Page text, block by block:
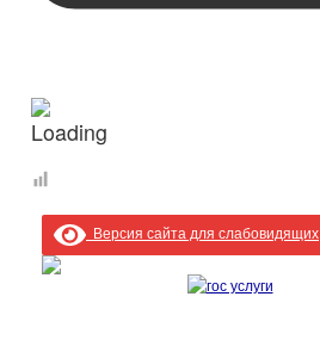
Версия сайта для слабовидящих